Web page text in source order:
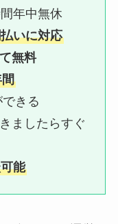
年中無休
いに対応
無料
きる
ましたらすぐ
能